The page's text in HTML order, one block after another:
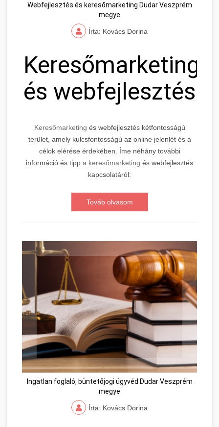
Webfejlesztés és keresőmarketing Dudar Veszprém
megye
Írta: Kovács Dorina
Keresőmarketing
és webfejlesztés
Keresőmarketing és webfejlesztés kétfontosságú
terület, amely kulcsfontosságú az online jelenlét és a
célok elérése érdekében. Íme néhány további
információ és tipp a keresőmarketing és webfejlesztés
kapcsolatáról:
Továb olvasom
Ingatlan foglaló, büntetőjogi ügyvéd Dudar Veszprém
megye
Írta: Kovács Dorina